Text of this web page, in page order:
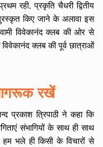
रही, प्रकृति चैधरी द्वितीय
किए जाने के अलावा इस
विवेकानंद क्लब की ओर से
विवेकानंद क्लब की पूर्व छात्राओं
रखें
प्रकाश त्रिपाठी ने कहा कि
संभागियों के साथ ही साथ
भले ही किसी के विचारों से